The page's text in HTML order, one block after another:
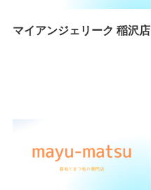
マイアンジェリーク 稲沢店